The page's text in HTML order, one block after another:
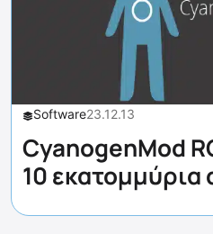
Software23.12.13
CyanogenMod
10